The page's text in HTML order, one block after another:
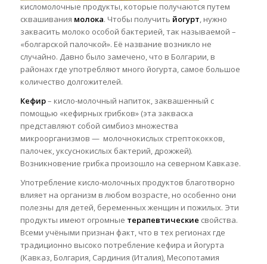
кисломолочные продукты, которые получаются путем
сквашивания молока. Чтобы получить йогурт, нужно
заквасить молоко особой бактерией, так называемой –
«болгарской палочкой». Её название возникло не
случайно. Давно было замечено, что в Болгарии, в
районах где употребляют много йогурта, самое большое
количество долгожителей.
Кефир– кисло-молочный напиток, заквашенный с
помощью «кефирных грибков» (эта закваска
представляют собой симбиоз множества
микроорганизмов — молочнокислых стрептококков,
палочек, уксуснокислых бактерий, дрожжей).
Возникновение грибка произошло на северном Кавказе.
Употребление кисло-молочных продуктов благотворно
влияет на организм в любом возрасте, но особенно они
полезны для детей, беременных женщин и пожилых. Эти
продукты имеют огромные терапевтические свойства.
Всеми учёными признан факт, что в тех регионах где
традиционно высоко потребление кефира и йогурта
(Кавказ, Болгария, Сардиния (Италия), Месопотамия